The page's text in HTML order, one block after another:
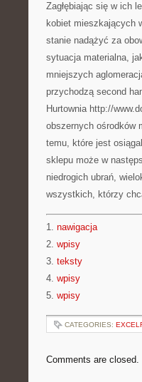
Zagłębiając się w ich
kobiet mieszkających
stanie nadążyć za
sytuacja materialna,
mniejszych
przychodzą second
Hurtownia http://
obszernych ośrodków
temu, które jest
sklepu może w
niedrogich ubrań,
wszystkich, którzy
1. nawigacja
2. wpisy
3. teksty
4. wpisy
5. wpisy
CATEGORIES:
Comments are closed.